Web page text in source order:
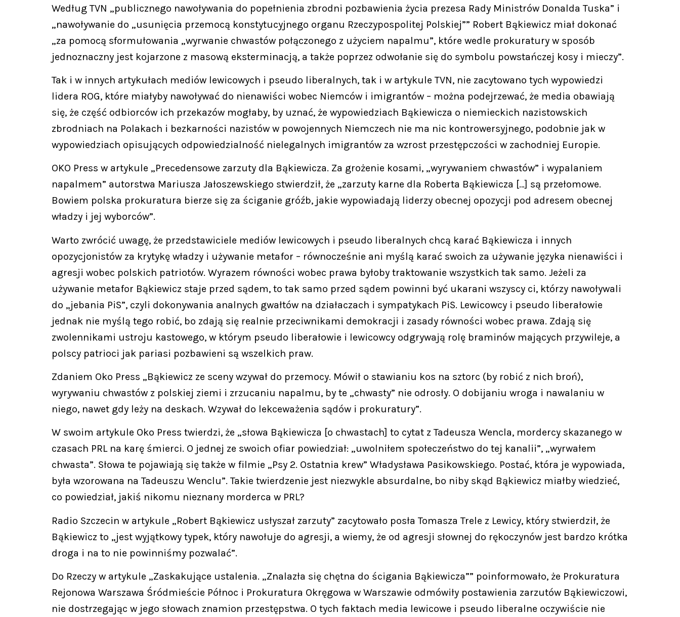
Według TVN „publicznego nawoływania do popełnienia zbrodni pozbawienia życia prezesa Rady Ministrów Donalda Tuska” i
„nawoływanie do „usunięcia przemocą konstytucyjnego organu Rzeczypospolitej Polskiej”” Robert Bąkiewicz miał dokonać
„za pomocą sformułowania „wyrwanie chwastów połączonego z użyciem napalmu”, które wedle prokuratury w sposób
jednoznaczny jest kojarzone z masową eksterminacją, a także poprzez odwołanie się do symbolu powstańczej kosy i mieczy”.
Tak i w innych artykułach mediów lewicowych i pseudo liberalnych, tak i w artykule TVN, nie zacytowano tych wypowiedzi
lidera ROG, które miałyby nawoływać do nienawiści wobec Niemców i imigrantów – można podejrzewać, że media obawiają
się, że część odbiorców ich przekazów mogłaby, by uznać, że wypowiedziach Bąkiewicza o niemieckich nazistowskich
zbrodniach na Polakach i bezkarności nazistów w powojennych Niemczech nie ma nic kontrowersyjnego, podobnie jak w
wypowiedziach opisujących odpowiedzialność nielegalnych imigrantów za wzrost przestępczości w zachodniej Europie.
OKO Press w artykule „Precedensowe zarzuty dla Bąkiewicza. Za grożenie kosami, „wyrywaniem chwastów” i wypalaniem
napalmem” autorstwa Mariusza Jałoszewskiego stwierdził, że „zarzuty karne dla Roberta Bąkiewicza […] są przełomowe.
Bowiem polska prokuratura bierze się za ściganie gróźb, jakie wypowiadają liderzy obecnej opozycji pod adresem obecnej
władzy i jej wyborców”.
Warto zwrócić uwagę, że przedstawiciele mediów lewicowych i pseudo liberalnych chcą karać Bąkiewicza i innych
opozycjonistów za krytykę władzy i używanie metafor – równocześnie ani myślą karać swoich za używanie języka nienawiści i
agresji wobec polskich patriotów. Wyrazem równości wobec prawa byłoby traktowanie wszystkich tak samo. Jeżeli za
używanie metafor Bąkiewicz staje przed sądem, to tak samo przed sądem powinni być ukarani wszyscy ci, którzy nawoływali
do „jebania PiS”, czyli dokonywania analnych gwałtów na działaczach i sympatykach PiS. Lewicowcy i pseudo liberałowie
jednak nie myślą tego robić, bo zdają się realnie przeciwnikami demokracji i zasady równości wobec prawa. Zdają się
zwolennikami ustroju kastowego, w którym pseudo liberałowie i lewicowcy odgrywają rolę braminów mających przywileje, a
polscy patrioci jak pariasi pozbawieni są wszelkich praw.
Zdaniem Oko Press „Bąkiewicz ze sceny wzywał do przemocy. Mówił o stawianiu kos na sztorc (by robić z nich broń),
wyrywaniu chwastów z polskiej ziemi i zrzucaniu napalmu, by te „chwasty” nie odrosły. O dobijaniu wroga i nawalaniu w
niego, nawet gdy leży na deskach. Wzywał do lekceważenia sądów i prokuratury”.
W swoim artykule Oko Press twierdzi, że „słowa Bąkiewicza [o chwastach] to cytat z Tadeusza Wencla, mordercy skazanego w
czasach PRL na karę śmierci. O jednej ze swoich ofiar powiedział: „uwolniłem społeczeństwo do tej kanalii”, „wyrwałem
chwasta”. Słowa te pojawiają się także w filmie „Psy 2. Ostatnia krew” Władysława Pasikowskiego. Postać, która je wypowiada,
była wzorowana na Tadeuszu Wenclu”. Takie twierdzenie jest niezwykle absurdalne, bo niby skąd Bąkiewicz miałby wiedzieć,
co powiedział, jakiś nikomu nieznany morderca w PRL?
Radio Szczecin w artykule „Robert Bąkiewicz usłyszał zarzuty” zacytowało posła Tomasza Trele z Lewicy, który stwierdził, że
Bąkiewicz to „jest wyjątkowy typek, który nawołuje do agresji, a wiemy, że od agresji słownej do rękoczynów jest bardzo krótka
droga i na to nie powinniśmy pozwalać”.
Do Rzeczy w artykule „Zaskakujące ustalenia. „Znalazła się chętna do ścigania Bąkiewicza”” poinformowało, że Prokuratura
Rejonowa Warszawa Śródmieście Północ i Prokuratura Okręgowa w Warszawie odmówiły postawienia zarzutów Bąkiewiczowi,
nie dostrzegając w jego słowach znamion przestępstwa. O tych faktach media lewicowe i pseudo liberalne oczywiście nie